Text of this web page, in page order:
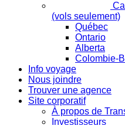
(vols seulement)
Québec
Ontario
Alberta
Colombie-
Info voyage
Nous joindre
Trouver une agence
Site corporatif
À propos de
Investisseurs